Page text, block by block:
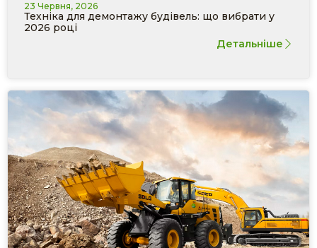
23 Червня, 2026
Техніка для демонтажу будівель: що вибрати у
2026 році
Детальніше